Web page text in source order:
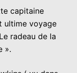
capitaine
ultime voyage
radeau de la
».